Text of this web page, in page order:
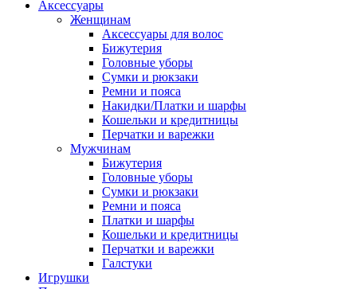
Аксессуары
Женщинам
Аксессуары для волос
Бижутерия
Головные уборы
Сумки и рюкзаки
Ремни и пояса
Накидки/Платки и шарфы
Кошельки и кредитницы
Перчатки и варежки
Мужчинам
Бижутерия
Головные уборы
Сумки и рюкзаки
Ремни и пояса
Платки и шарфы
Кошельки и кредитницы
Перчатки и варежки
Галстуки
Игрушки